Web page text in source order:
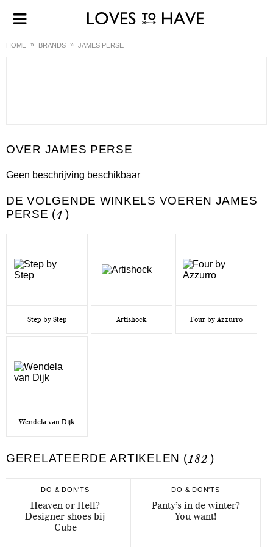
HOME BRANDS JAMES PERSE
JAMES PERSE
Geen beschrijving beschikbaar
DE VOLGENDE WINKELS VOEREN JAMES
PERSE (4 )
Step by Step Artishock Four by Azzurro
Wendela van Dijk
GERELATEERDE ARTIKELEN (182 )
DO & DON'TS
Heaven or Hell?
Designer shoes bij
Cube
DO & DON'TS
Panty’s in de winter?
You want!